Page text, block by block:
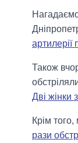
артилерії
Також
Дві жінки
Крім того,
рази